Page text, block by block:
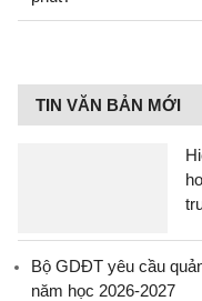
TIN VĂN BẢN MỚI
Bộ GDĐT yêu cầu
năm học 2026-2027